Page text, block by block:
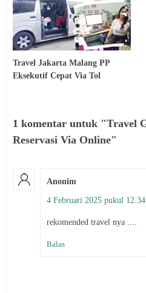
Travel Jakarta Malang PP
Eksekutif Cepat Via Tol
1 komentar untuk "Travel
Reservasi Via Online"
Anonim
4 Februari 2025 pukul 12.34
rekomended travel nya ....
Balas